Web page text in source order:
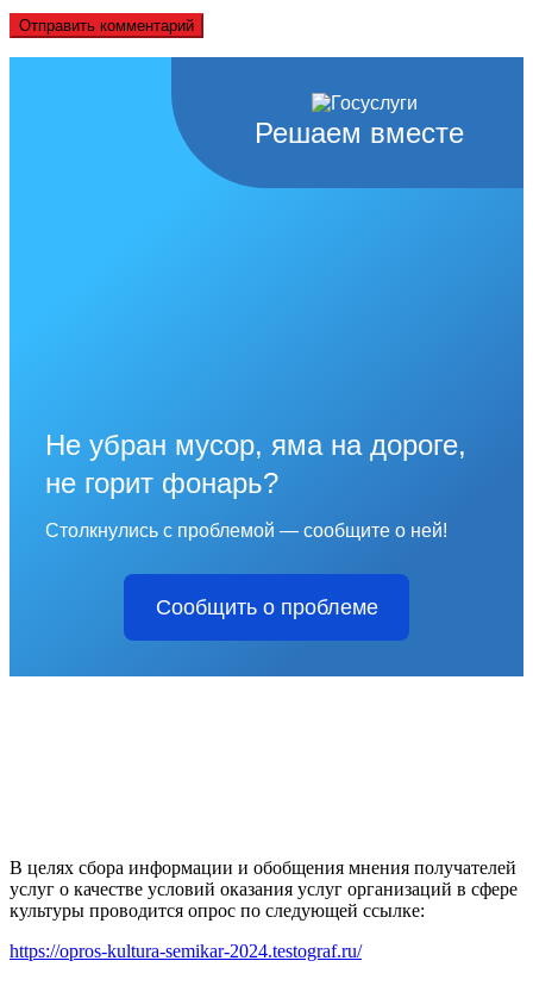
Решаем вместе
Не убран мусор, яма на дороге,
не горит фонарь?
Столкнулись с проблемой — сообщите о ней!
Сообщить о проблеме
В целях сбора информации и обобщения мнения получателей
услуг о качестве условий оказания услуг организаций в сфере
культуры проводится опрос по следующей ссылке:
https://opros-kultura-semikar-2024.testograf.ru/